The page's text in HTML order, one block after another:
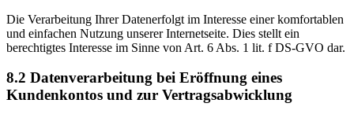
Die Verarbeitung Ihrer Datenerfolgt im Interesse einer komfortablen
und einfachen Nutzung unserer Internetseite. Dies stellt ein
berechtigtes Interesse im Sinne von Art. 6 Abs. 1 lit. f DS-GVO dar.
8.2 Datenverarbeitung bei Eröffnung eines
Kundenkontos und zur Vertragsabwicklung